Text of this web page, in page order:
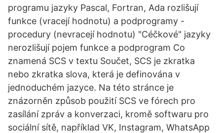
programu jazyky Pascal, Fortran, Ada rozlišují
funkce (vracejí hodnotu) a podprogramy -
procedury (nevracejí hodnotu) "Céčkové" jazyky
nerozlišují pojem funkce a podprogram Co
znamená SCS v textu Součet, SCS je zkratka
nebo zkratka slova, která je definována v
jednoduchém jazyce. Na této stránce je
znázorněn způsob použití SCS ve fórech pro
zasílání zpráv a konverzaci, kromě softwaru pro
sociální sítě, například VK, Instagram, WhatsApp